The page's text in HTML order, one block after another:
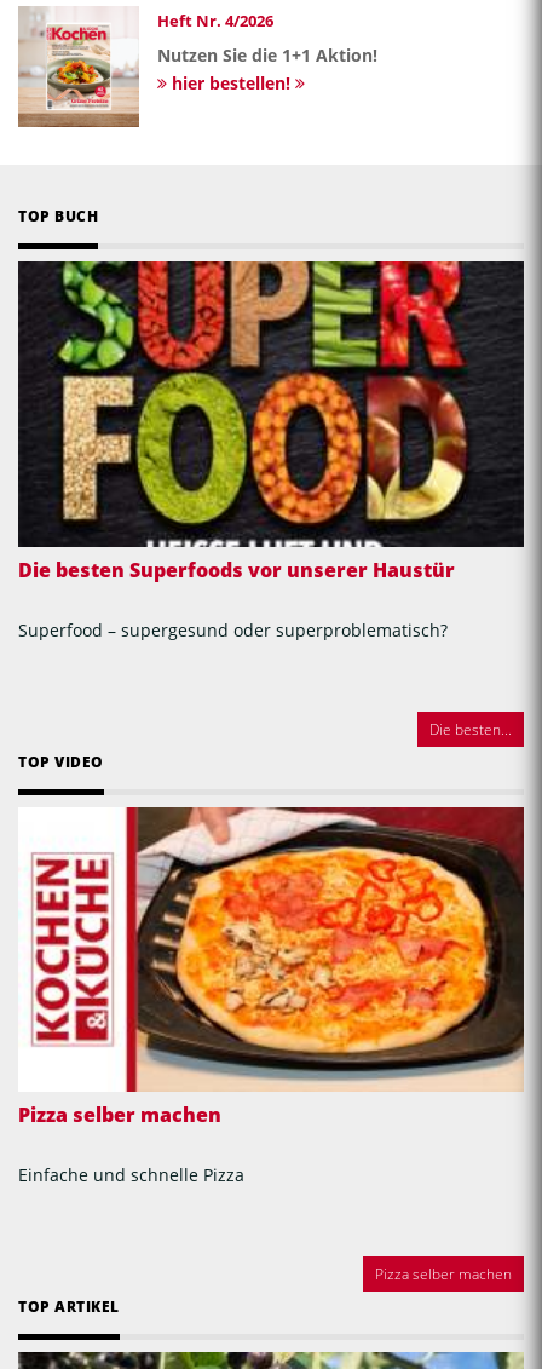
Heft Nr. 4/2026
Nutzen Sie die 1+1 Aktion!
hier bestellen!
TOP BUCH
Die besten Superfoods vor unserer Haustür
Superfood – supergesund oder superproblematisch?
Die besten...
TOP VIDEO
Pizza selber machen
Einfache und schnelle Pizza
Pizza selber machen
TOP ARTIKEL